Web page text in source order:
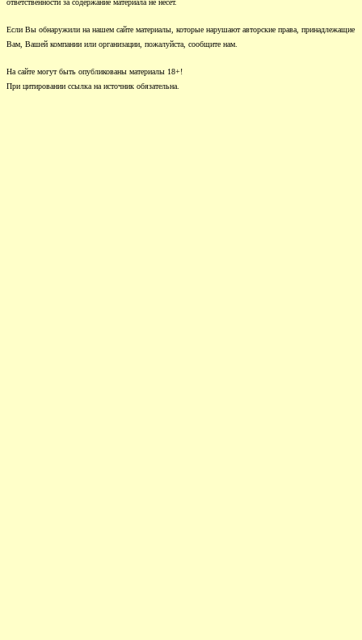
ответственности за содержание материала не несет.
Если Вы обнаружили на нашем сайте материалы, которые нарушают авторские права, принадлежащие
Вам, Вашей компании или организации, пожалуйста, сообщите нам.
На сайте могут быть опубликованы материалы 18+!
При цитировании ссылка на источник обязательна.